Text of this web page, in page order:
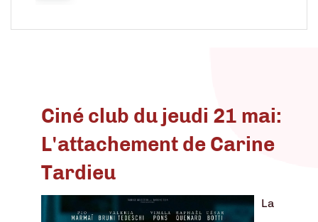
Ciné club du jeudi 21 mai:
L'attachement de Carine
Tardieu
La